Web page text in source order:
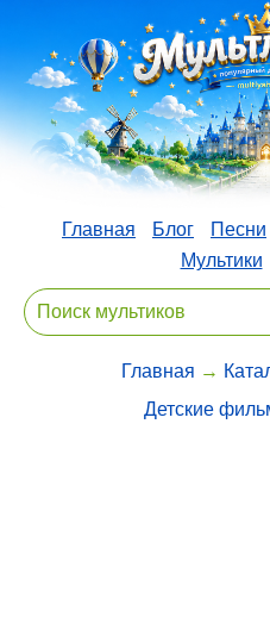
Главная Блог Песни
Мультики
Главная →
Детские